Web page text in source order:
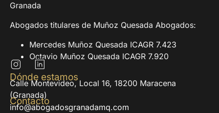
Granada
Abogados titulares de Muñoz Quesada Abogados:
Mercedes Muñoz Quesada ICAGR 7.423
Octavio Muñoz Quesada ICAGR 7.920
Dónde estamos
Calle Montevideo, Local 16, 18200 Maracena
(Granada)
Contacto
info@abogadosgranadamq.com